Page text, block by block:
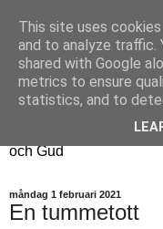
Fyren
Fyren finns för att
För att påminna om
Här samsas jakt,
och Gud
måndag 1 februari 2021
En tummetott
This site uses
and to analyze traffic.
shared with Google
metrics to ensure
statistics, and to